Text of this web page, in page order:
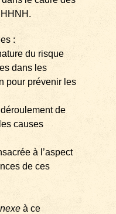
:
du risque
dans les
pour prévenir les
de
causes
à l’aspect
de ces
à ce